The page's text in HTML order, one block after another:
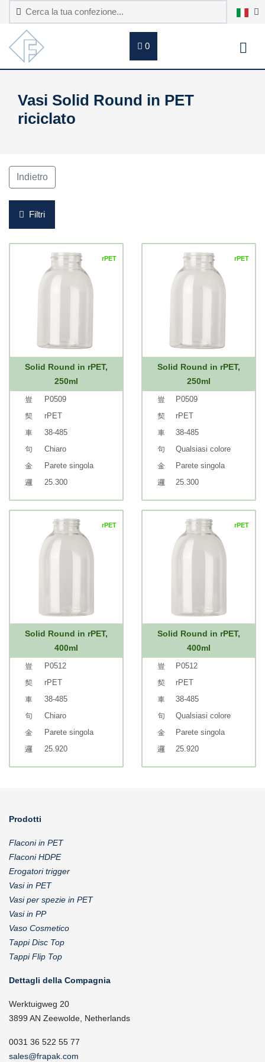
0
Vasi Solid Round in PET
riciclato
Indietro
Filtri
rPET
Solid Round in rPET,
250ml
P0509
rPET
38-485
Chiaro
Parete singola
25.300
rPET
Solid Round in rPET,
250ml
P0509
rPET
38-485
Qualsiasi colore
Parete singola
25.300
rPET
Solid Round in rPET,
400ml
P0512
rPET
38-485
Chiaro
Parete singola
25.920
rPET
Solid Round in rPET,
400ml
P0512
rPET
38-485
Qualsiasi colore
Parete singola
25.920
Prodotti
Flaconi in PET
Flaconi HDPE
Erogatori trigger
Vasi in PET
Vasi per spezie in PET
Vasi in PP
Vaso Cosmetico
Tappi Disc Top
Tappi Flip Top
Dettagli della Compagnia
Werktuigweg 20
3899 AN Zeewolde, Netherlands
0031 36 522 55 77
sales@frapak.com